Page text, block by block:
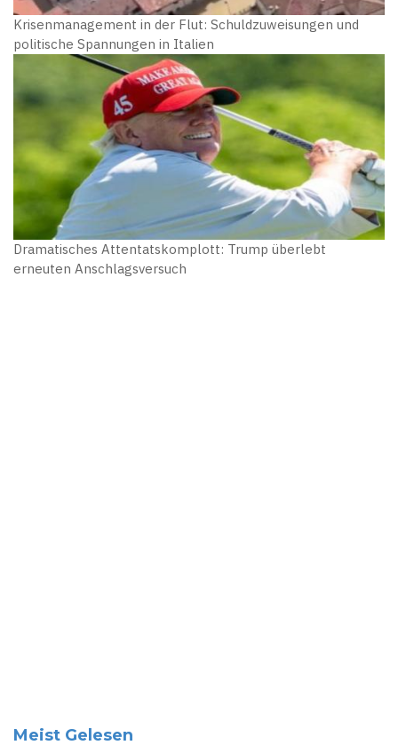
Krisenmanagement in der Flut: Schuldzuweisungen und
politische Spannungen in Italien
Dramatisches Attentatskomplott: Trump überlebt
erneuten Anschlagsversuch
Meist Gelesen